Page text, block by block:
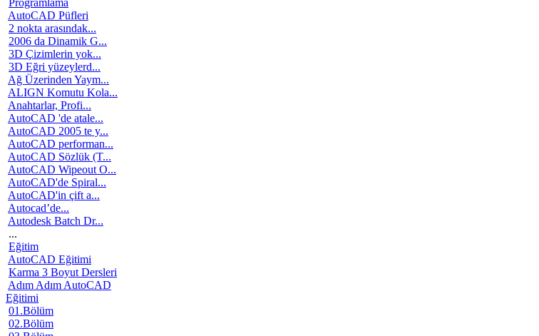
Programlama
AutoCAD Püfleri
2 nokta arasındak...
2006 da Dinamik G...
3D Çizimlerin yok...
3D Eğri yüzeylerd...
Ağ Üzerinden Yaym...
ALIGN Komutu Kola...
Anahtarlar, Profi...
AutoCAD 'de atale...
AutoCAD 2005 te y...
AutoCAD performan...
AutoCAD Sözlük (T...
AutoCAD Wipeout O...
AutoCAD'de Spiral...
AutoCAD'in çift a...
Autocad’de...
Autodesk Batch Dr...
...
Eğitim
AutoCAD Eğitimi
Karma 3 Boyut Dersleri
Adım Adım AutoCAD
Eğitimi
01.Bölüm
02.Bölüm